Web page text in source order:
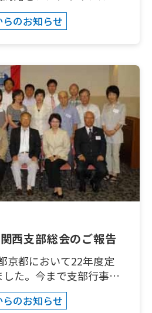
ワール つくば駅徒歩
htt
画いたしました。 今
年前、奈良・飛鳥は１
ランティアの村上 博様
頂き、名所をレンタサイ
修です。皆さまのご参
ます。支部会員以外の
です。 記 １．日
(日) 小雨決行２．集
(あすか)駅 改札口付近
１０時３０分４．
度(昼食+飲料+ﾚﾝﾀｻｲ
ートを含む）交通費・
本年度支部年会費未納
となります。解散時間
ています。(交通の例)・
急行吉野行⇒近鉄飛鳥
(8:40)急行 ⇒橿原神宮前
参加ご希望の方は予
２０日(水)までに以下
のお知らせ
西支部総会のご報告
京都において22年度定
た。今まで支部行事の
心となっていました。
して場所に変化を求
のお知らせ